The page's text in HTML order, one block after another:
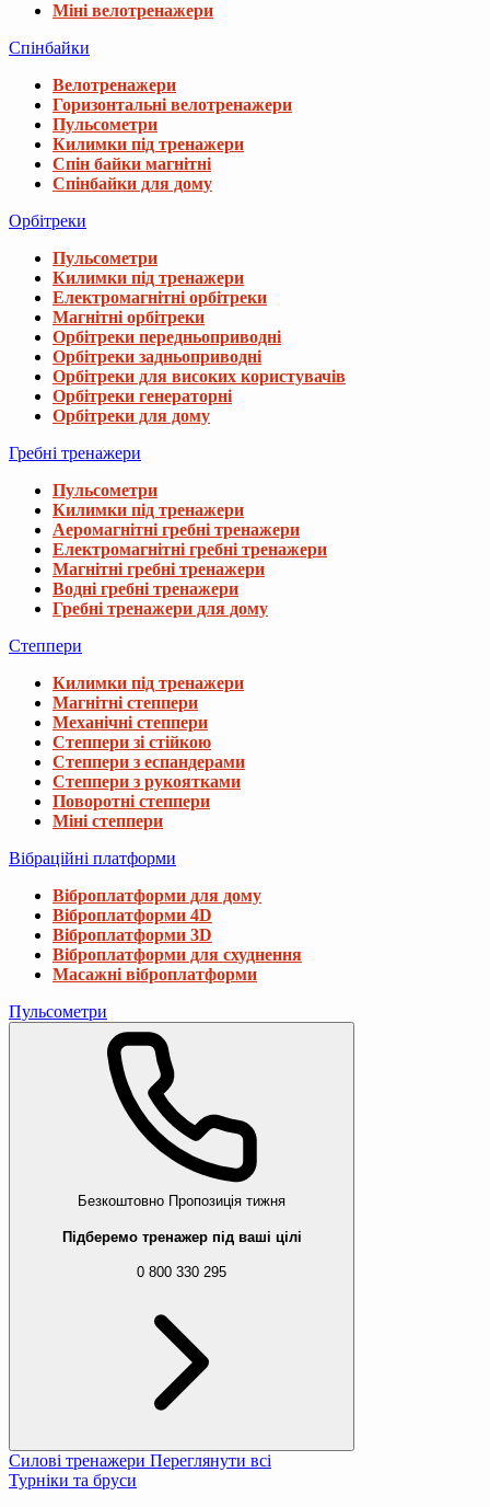
Міні велотренажери
Спінбайки
Велотренажери
Горизонтальні велотренажери
Пульсометри
Килимки під тренажери
Спін байки магнітні
Спінбайки для дому
Орбітреки
Пульсометри
Килимки під тренажери
Електромагнітні орбітреки
Магнітні орбітреки
Орбітреки передньоприводні
Орбітреки задньоприводні
Орбітреки для високих користувачів
Орбітреки генераторні
Орбітреки для дому
Гребні тренажери
Пульсометри
Килимки під тренажери
Аеромагнітні гребні тренажери
Електромагнітні гребні тренажери
Магнітні гребні тренажери
Водні гребні тренажери
Гребні тренажери для дому
Степпери
Килимки під тренажери
Магнітні степпери
Механічні степпери
Степпери зі стійкою
Степпери з еспандерами
Степпери з рукоятками
Поворотні степпери
Міні степпери
Вібраційні платформи
Віброплатформи для дому
Віброплатформи 4D
Віброплатформи 3D
Віброплатформи для схуднення
Масажні віброплатформи
Пульсометри
Безкоштовно Пропозиція тижня
Підберемо тренажер під ваші цілі
0 800 330 295
Силові тренажери Переглянути всі
Турніки та бруси